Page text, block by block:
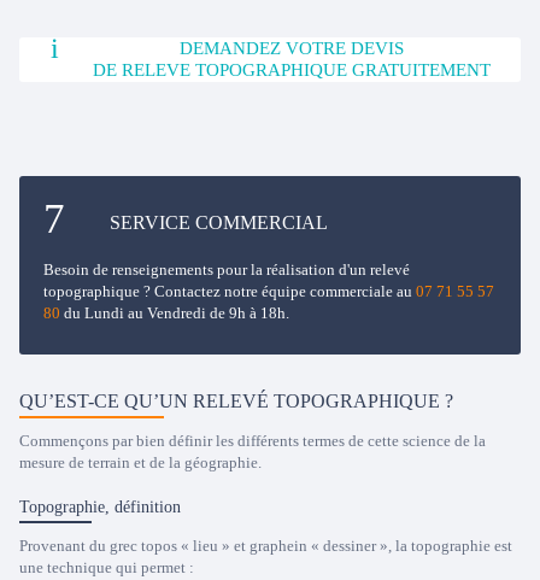
DEMANDEZ VOTRE DEVIS
DE RELEVE TOPOGRAPHIQUE GRATUITEMENT
SERVICE COMMERCIAL
Besoin de renseignements pour la réalisation d'un relevé
topographique ? Contactez notre équipe commerciale au 07 71 55 57
80 du Lundi au Vendredi de 9h à 18h.
QU’EST-CE QU’UN RELEVÉ TOPOGRAPHIQUE ?
Commençons par bien définir les différents termes de cette science de la
mesure de terrain et de la géographie.
Topographie, définition
Provenant du grec topos « lieu » et graphein « dessiner », la topographie est
une technique qui permet :